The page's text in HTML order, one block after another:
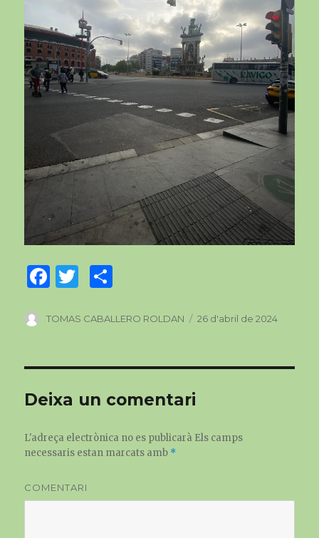
F
c
b
o
o
k
T
it
r
m
ar
te
ix
Author
TOMAS CABALLERO ROLDAN
Posted
26 d'abril de 2024
Deixa un comentari
L'adreça electrònica no es publicarà Els camps
necessaris estan marcats amb *
COMENTARI